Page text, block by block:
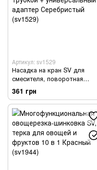
Артикул: sv1529
Насадка на кран SV для
смесителя, поворотная
головка на 360 градусов с 3
режимами с длинной трубкой
+ универсальный адаптер
Серебристый (sv1529)
361 грн